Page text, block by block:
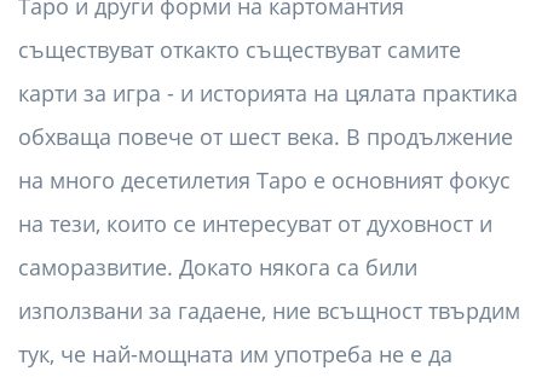
Таро и други форми на картомантия
съществуват откакто съществуват самите
карти за игра - и историята на цялата практика
обхваща повече от шест века. В продължение
на много десетилетия Таро е основният фокус
на тези, които се интересуват от духовност и
саморазвитие. Докато някога са били
използвани за гадаене, ние всъщност твърдим
тук, че най-мощната им употреба не е да